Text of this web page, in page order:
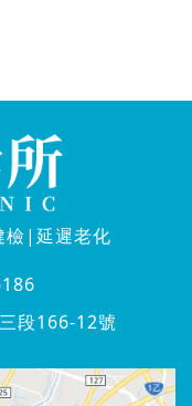
|延遲老化
段166-12號